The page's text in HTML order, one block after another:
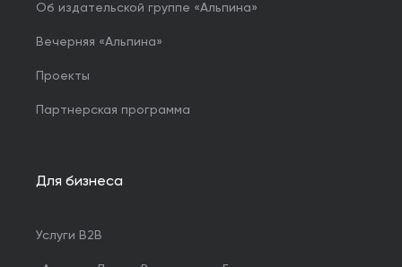
Об издательской группе «Альпина»
Вечерняя «Альпина»
Проекты
Партнерская программа
Для бизнеса
Услуги B2B